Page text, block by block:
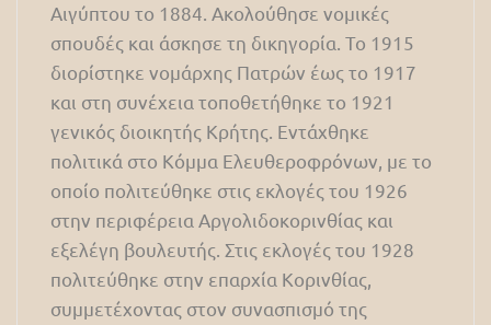
Αιγύπτου το 1884. Ακολούθησε νομικές
σπουδές και άσκησε τη δικηγορία. Το 1915
διορίστηκε νομάρχης Πατρών έως το 1917
και στη συνέχεια τοποθετήθηκε το 1921
γενικός διοικητής Κρήτης. Εντάχθηκε
πολιτικά στο Κόμμα Ελευθεροφρόνων, με το
οποίο πολιτεύθηκε στις εκλογές του 1926
στην περιφέρεια Αργολιδοκορινθίας και
εξελέγη βουλευτής. Στις εκλογές του 1928
πολιτεύθηκε στην επαρχία Κορινθίας,
συμμετέχοντας στον συνασπισμό της